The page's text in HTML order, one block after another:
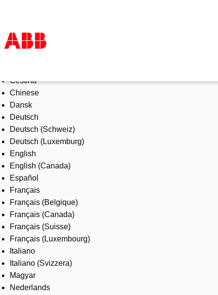
Products & Solutions
Industries
Services
About us
Where to buy
Contact us
Careers
Čeština
Chinese
Dansk
Deutsch
Deutsch (Schweiz)
Deutsch (Luxemburg)
English
English (Canada)
Español
Français
Français (Belgique)
Français (Canada)
Français (Suisse)
Français (Luxembourg)
Italiano
Italiano (Svizzera)
Magyar
Nederlands